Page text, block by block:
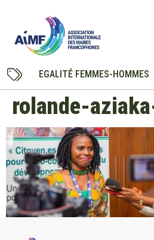
EGALITÉ FEMMES-HOMMES
rolande-